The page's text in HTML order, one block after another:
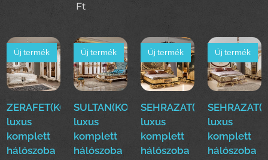
Ft
ZERAFET(KOYUN)Klasszikus
luxus
komplett
hálószoba
Új termék
SULTAN(KOYUN)Klasszikus
luxus
komplett
hálószoba
Új termék
luxus
komplett
hálószoba
Új termék
luxus
komplett
hálószoba
Új termék